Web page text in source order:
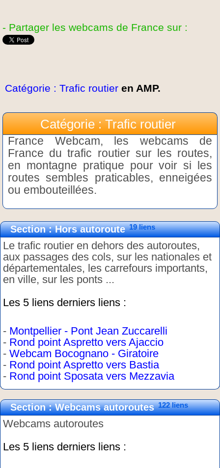
- Partager les webcams de France sur :
Catégorie : Trafic routier en AMP.
Catégorie : Trafic routier
France Webcam, les webcams de
France du trafic routier sur les routes,
en montagne pratique pour voir si les
routes sembles praticables, enneigées
ou embouteillées.
Section : Hors autoroute 19 liens
Le trafic routier en dehors des autoroutes,
aux passages des cols, sur les nationales et
départementales, les carrefours importants,
en ville, sur les ponts ...
Les 5 liens derniers liens :
- Montpellier - Pont Jean Zuccarelli
- Rond point Aspretto vers Ajaccio
- Webcam Bocognano - Giratoire
- Rond point Aspretto vers Bastia
- Rond point Sposata vers Mezzavia
Section : Webcams autoroutes 122 liens
Webcams autoroutes
Les 5 liens derniers liens :